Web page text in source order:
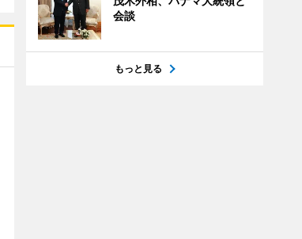
会談
もっと見る